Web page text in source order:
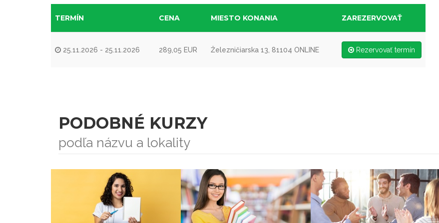
TERMÍN CENA MIESTO KONANIA ZAREZERVOVAŤ
25.11.2026 - 25.11.2026 289,05 EUR Železničiarska 13, 81104 ONLINE Rezervovať termín
PODOBNÉ KURZY
podľa názvu a lokality